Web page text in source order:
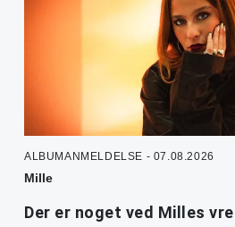
ALBUMANMELDELSE - 07.08.2026
Mille
Der er noget ved Milles